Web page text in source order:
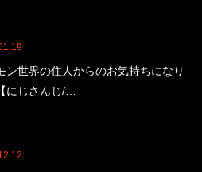
ン世界の住人からのお気持ちになり
にじさんじ/…